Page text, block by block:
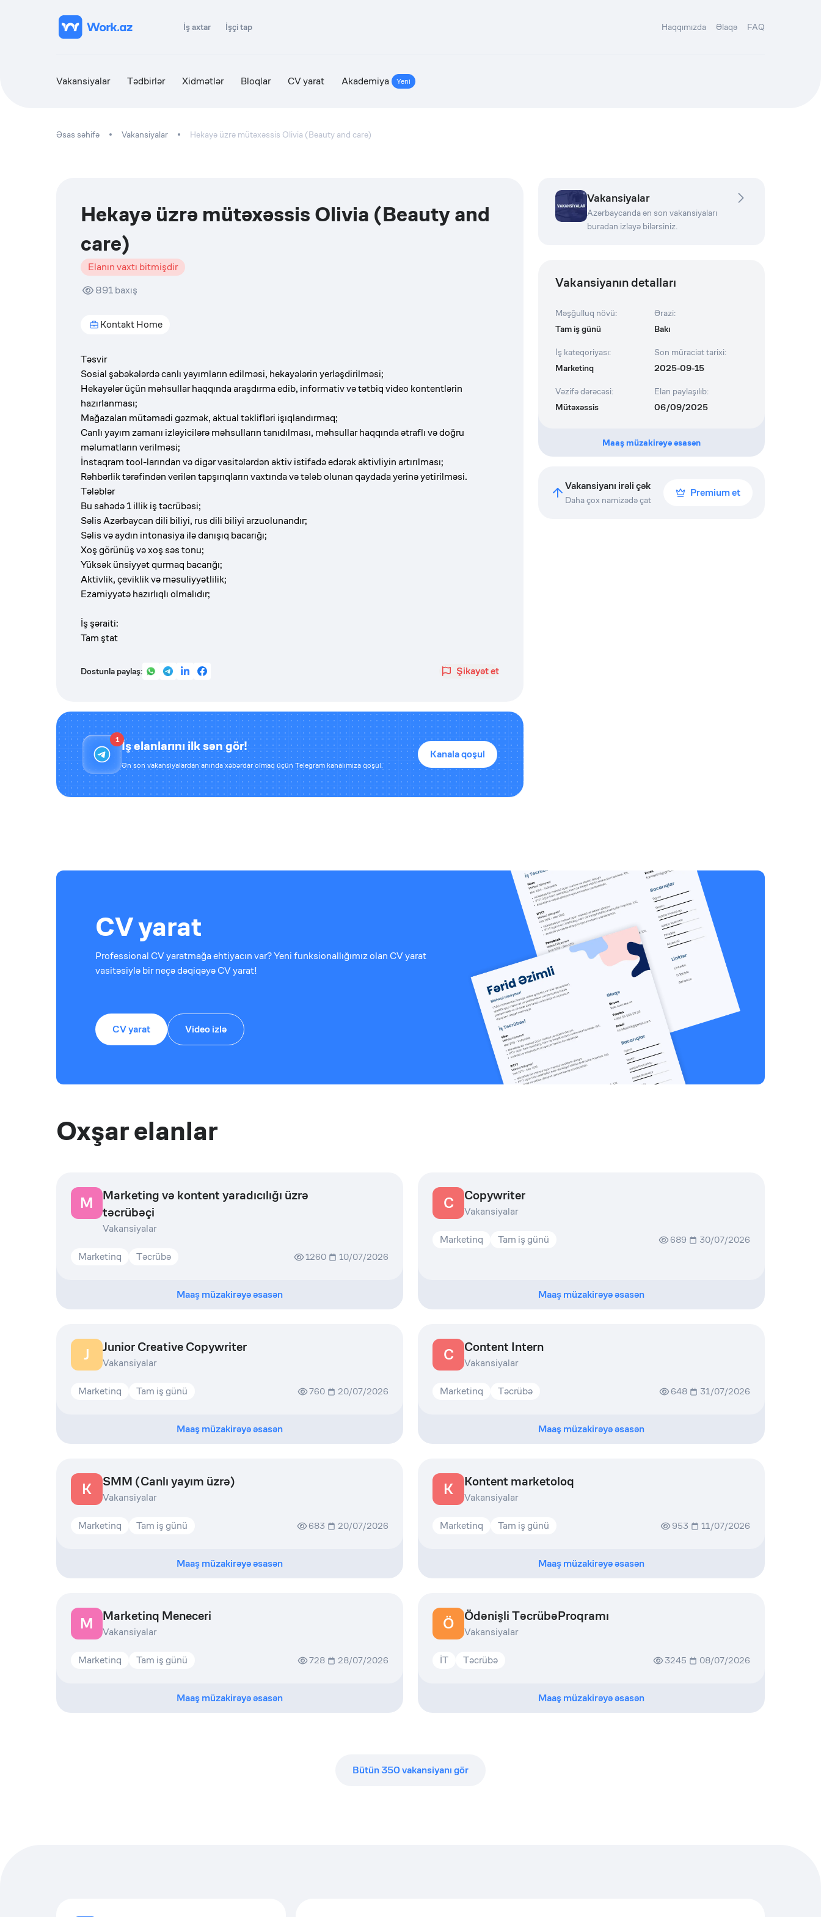
İş axtar İşçi tap Haqqımızda Əlaqə FAQ
Vakansiyalar Tədbirlər Xidmətlər Bloqlar CV yarat Akademiya Yeni
Əsas səhifə Vakansiyalar Hekayə üzrə mütəxəssis Olivia (Beauty and care)
Hekayə üzrə mütəxəssis Olivia (Beauty and
care)
Elanın vaxtı bitmişdir
891baxış
Kontakt Home
Təsvir
Sosial şəbəkələrdə canlı yayımların edilməsi, hekayələrin yerləşdirilməsi;
Hekayələr üçün məhsullar haqqında araşdırma edib, informativ və tətbiq video kontentlərin
hazırlanması;
Mağazaları mütəmadi gəzmək, aktual təklifləri işıqlandırmaq;
Canlı yayım zamanı izləyicilərə məhsulların tanıdılması, məhsullar haqqında ətraflı və doğru
məlumatların verilməsi;
İnstaqram tool-larından və digər vasitələrdən aktiv istifadə edərək aktivliyin artırılması;
Rəhbərlik tərəfindən verilən tapşırıqların vaxtında və tələb olunan qaydada yerinə yetirilməsi.
Tələblər
Bu sahədə 1 illik iş təcrübəsi;
Səlis Azərbaycan dili biliyi, rus dili biliyi arzuolunandır;
Səlis və aydın intonasiya ilə danışıq bacarığı;
Xoş görünüş və xoş səs tonu;
Yüksək ünsiyyət qurmaq bacarığı;
Aktivlik, çeviklik və məsuliyyətlilik;
Ezamiyyətə hazırlıqlı olmalıdır;
İş şəraiti:
Tam ştat
Dostunla paylaş: Şikayət et
1 İş elanlarını ilk sən gör!
Ən son vakansiyalardan anında xəbərdar olmaq üçün Telegram kanalımıza qoşul.
Kanala qoşul
Vakansiyalar
Azərbaycanda ən son vakansiyaları
buradan izləyə bilərsiniz.
Vakansiyanın detalları
Məşğulluq növü:
Tam iş günü
Ərazi:
Bakı
İş kateqoriyası:
Marketinq
Son müraciət tarixi:
2025-09-15
Vəzifə dərəcəsi:
Mütəxəssis
Elan paylaşılıb:
06/09/2025
Maaş müzakirəyə əsasən
Vakansiyanı irəli çək
Daha çox namizədə çat
Premium et
CV yarat
Professional CV yaratmağa ehtiyacın var? Yeni funksionallığımız olan CV yarat
vasitəsiylə bir neçə dəqiqəyə CV yarat!
CV yarat Video izlə
Oxşar elanlar
M
Marketing və kontent yaradıcılığı üzrə
təcrübəçi
Vakansiyalar
Marketinq Təcrübə 1260 10/07/2026
Maaş müzakirəyə əsasən
C Copywriter
Vakansiyalar
Marketinq Tam iş günü 689 30/07/2026
Maaş müzakirəyə əsasən
J Junior Creative Copywriter
Vakansiyalar
Marketinq Tam iş günü 760 20/07/2026
Maaş müzakirəyə əsasən
C Content Intern
Vakansiyalar
Marketinq Təcrübə 648 31/07/2026
Maaş müzakirəyə əsasən
K SMM (Canlı yayım üzrə)
Vakansiyalar
Marketinq Tam iş günü 683 20/07/2026
Maaş müzakirəyə əsasən
K Kontent marketoloq
Vakansiyalar
Marketinq Tam iş günü 953 11/07/2026
Maaş müzakirəyə əsasən
M Marketinq Meneceri
Vakansiyalar
Marketinq Tam iş günü 728 28/07/2026
Maaş müzakirəyə əsasən
Ö Ödənişli TəcrübəProqramı
Vakansiyalar
İT Təcrübə 3245 08/07/2026
Maaş müzakirəyə əsasən
Bütün350vakansiyanı gör